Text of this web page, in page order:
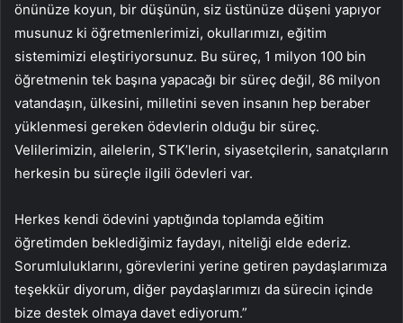
önünüze koyun, bir düşünün, siz üstünüze düşeni yapıyor
musunuz ki öğretmenlerimizi, okullarımızı, eğitim
sistemimizi eleştiriyorsunuz. Bu süreç, 1 milyon 100 bin
öğretmenin tek başına yapacağı bir süreç değil, 86 milyon
vatandaşın, ülkesini, milletini seven insanın hep beraber
yüklenmesi gereken ödevlerin olduğu bir süreç.
Velilerimizin, ailelerin, STK’lerin, siyasetçilerin, sanatçıların
herkesin bu süreçle ilgili ödevleri var.
Herkes kendi ödevini yaptığında toplamda eğitim
öğretimden beklediğimiz faydayı, niteliği elde ederiz.
Sorumluluklarını, görevlerini yerine getiren paydaşlarımıza
teşekkür diyorum, diğer paydaşlarımızı da sürecin içinde
bize destek olmaya davet ediyorum.”